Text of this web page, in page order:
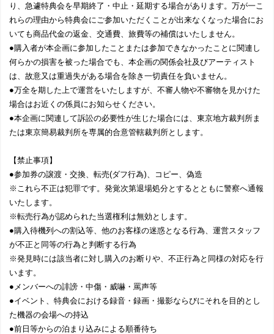
り、急遽特典会を早期終了・中止・延期する場合があります。万が一こ
れらの理由から特典会にご参加いただくことが出来なくなった場合にお
いても商品代金の返金、交通費、旅費等の補償はいたしません。
●購入者が本企画に参加したことまたは参加できなかったことに関連し
何らかの損害を被った場合でも、本企画の関係会社及びアーティスト
は、故意又は重過失がある場合を除き一切責任を負いません。
●万全を期した上で運営をいたしますが、不審人物や不審物を見かけた
場合はお近くの係員にお知らせください。
●本企画に関連して訴訟の必要性が生じた場合には、東京地方裁判所ま
たは東京簡易裁判所を専属的合意管轄裁判所とします。
【禁止事項】
●参加券の譲渡・交換、転売(ダフ行為)、コピー、偽造
※これら不正は犯罪です。発覚次第退場処分とするとともに警察へ通報
いたします。
※転売行為が認められた当選権利は無効とします。
●購入待機列への割込等、他のお客様の迷惑となる行為、運営スタッフ
が不正と同等の行為と判断する行為
※発見時には該当者に対し購入のお断りや、不正行為と同様の対応を行
います。
●メンバーへの誹謗・中傷・威嚇・罵声等
●イベント、特典会における録音・録画・撮影ならびにそれを目的とし
た機器の会場への持込
●前日等からの泊まり込みによる順番待ち